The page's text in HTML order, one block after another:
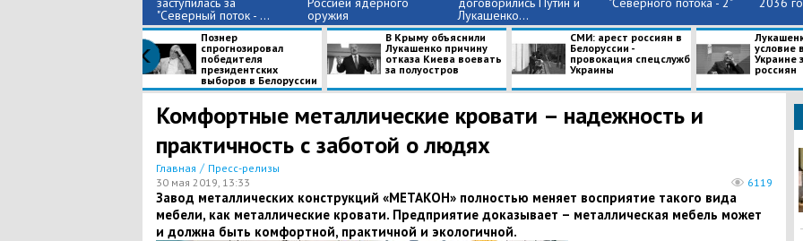
"Северный поток - ... оружия Лукашенко...
Познер
спрогнозировал
победителя
президентских
выборов в Белоруссии
В Крыму объяснили
Лукашенко причину
отказа Киева воевать
за полуостров
СМИ: арест россиян в
Белоруссии -
провокация спецслужб
Украины
условие
Украине
россиян
Комфортные металлические кровати – надежность и
практичность с заботой о людях
Главная / Пресс-релизы
30 мая 2019, 13:33
6119
Завод металлических конструкций «МЕТАКОН» полностью меняет восприятие такого вида
мебели, как металлические кровати. Предприятие доказывает – металлическая мебель может
и должна быть комфортной, практичной и экологичной.